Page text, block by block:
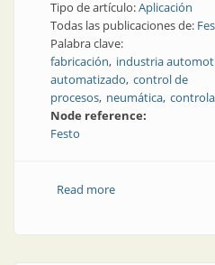
Tipo de artículo:Aplicación
Todas las publicaciones de:
Palabra clave:
fabricación industria
automatizado control de
procesos neumática
Node reference:
Festo
Read moreabout Led it be: